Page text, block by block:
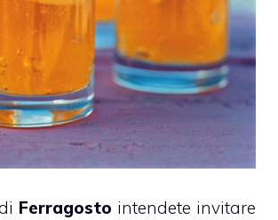
Ferragosto intendete invitare